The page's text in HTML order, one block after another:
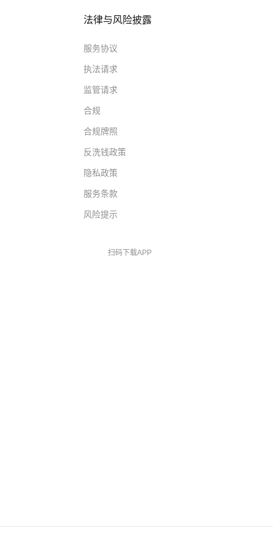
法律与风险披露
服务协议
执法请求
监管请求
合规
合规牌照
反洗钱政策
隐私政策
服务条款
风险提示
扫码下载APP